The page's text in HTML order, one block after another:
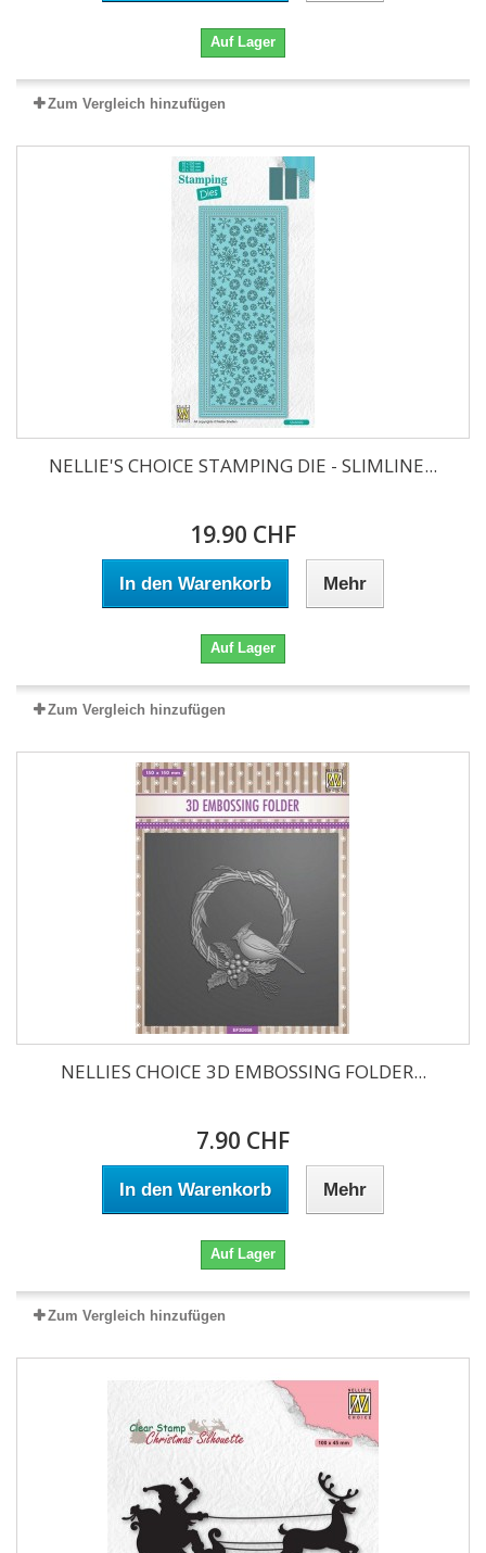
Auf Lager
Zum Vergleich hinzufügen
NELLIE'S CHOICE STAMPING DIE - SLIMLINE...
19.90 CHF
In den Warenkorb Mehr
Auf Lager
Zum Vergleich hinzufügen
NELLIES CHOICE 3D EMBOSSING FOLDER...
7.90 CHF
In den Warenkorb Mehr
Auf Lager
Zum Vergleich hinzufügen